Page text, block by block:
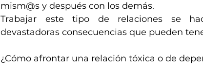
mism@s y después con los demás.
Trabajar este tipo de relaciones se
devastadoras consecuencias que pueden
¿Cómo afrontar una relación tóxica o de